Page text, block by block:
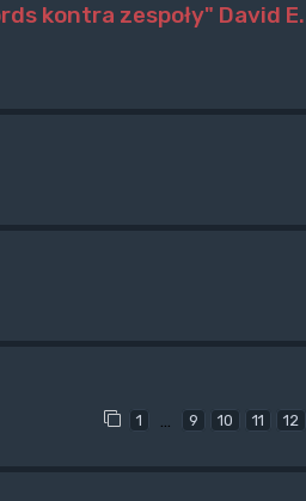
kontra zespoły" David E.
1 … 9 10 11 12